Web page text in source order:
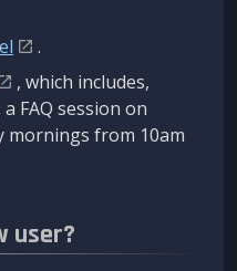
.
, which includes,
FAQ session on
mornings from 10am
user?